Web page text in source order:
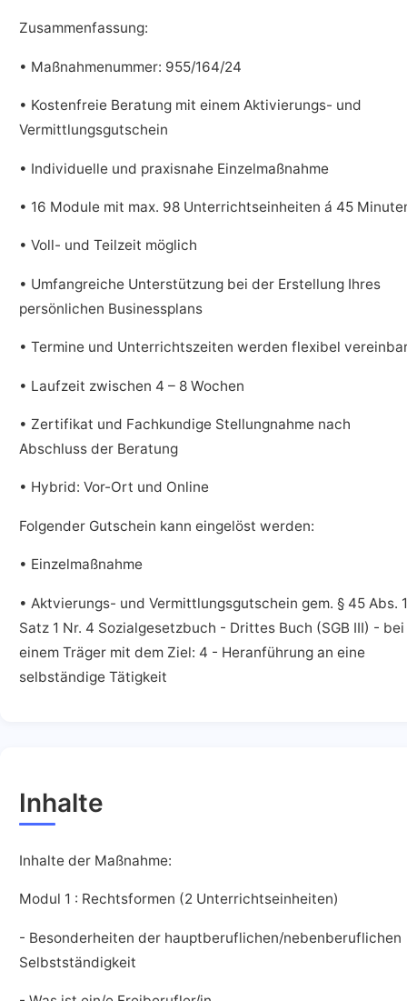
Zusammenfassung:
• Maßnahmenummer: 955/164/24
• Kostenfreie Beratung mit einem Aktivierungs- und
Vermittlungsgutschein
• Individuelle und praxisnahe Einzelmaßnahme
• 16 Module mit max. 98 Unterrichtseinheiten á 45
• Voll- und Teilzeit möglich
• Umfangreiche Unterstützung bei der Erstellung Ihres
persönlichen Businessplans
• Termine und Unterrichtszeiten werden flexibel
• Laufzeit zwischen 4 – 8 Wochen
• Zertifikat und Fachkundige Stellungnahme nach
Abschluss der Beratung
• Hybrid: Vor-Ort und Online
Folgender Gutschein kann eingelöst werden:
• Einzelmaßnahme
• Aktvierungs- und Vermittlungsgutschein gem. § 45 Abs. 1
Satz 1 Nr. 4 Sozialgesetzbuch - Drittes Buch (SGB III) - bei
einem Träger mit dem Ziel: 4 - Heranführung an eine
selbständige Tätigkeit
Inhalte
Inhalte der Maßnahme:
Modul 1 : Rechtsformen (2 Unterrichtseinheiten)
- Besonderheiten der hauptberuflichen/nebenberuflichen
Selbstständigkeit